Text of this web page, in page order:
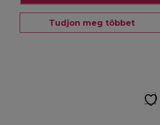
Tudjon meg többet